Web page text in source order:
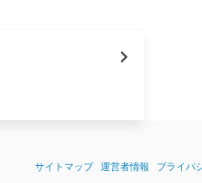
サイトマップ 運営者情報
プライバ